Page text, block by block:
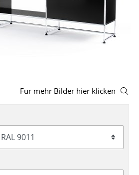
Für mehr Bilder hier klicken